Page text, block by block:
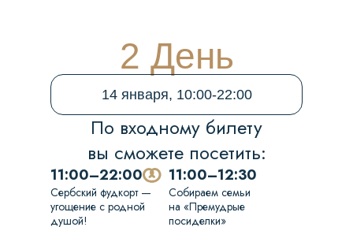
2 День
14 января, 10:00-22:00
По входному билету
вы сможете посетить:
11:00–22:00
Сербский фудкорт —
угощение с родной
душой!
11:00–12:30
Собираем семьи
на «Премудрые
посиделки»